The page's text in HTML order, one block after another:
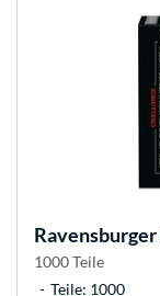
Ravensburger
1000 Teile
Teile: 1000